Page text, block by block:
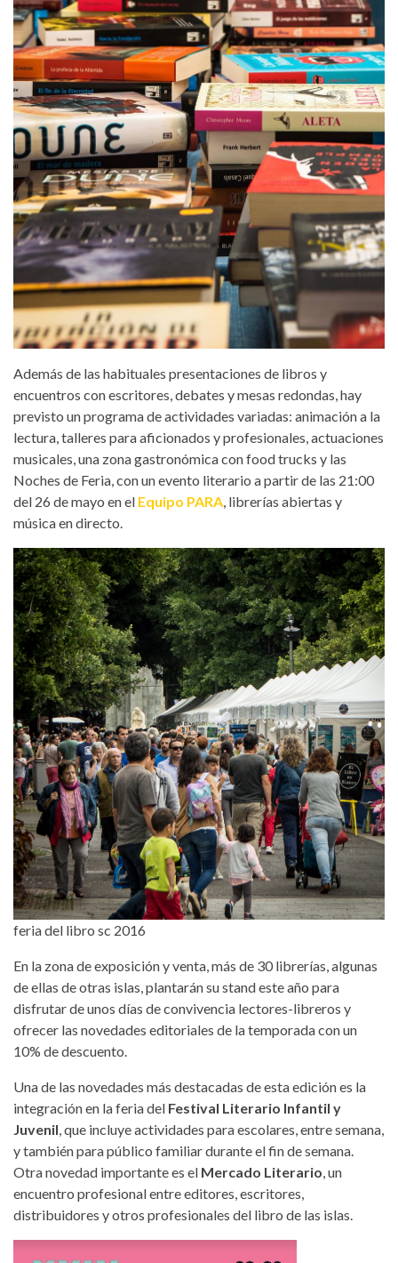
Además de las habituales presentaciones de libros y
encuentros con escritores, debates y mesas redondas, hay
previsto un programa de actividades variadas: animación a la
lectura, talleres para aficionados y profesionales, actuaciones
musicales, una zona gastronómica con food trucks y las
Noches de Feria, con un evento literario a partir de las 21:00
del 26 de mayo en el Equipo PARA , librerías abiertas y
música en directo.
feria del libro sc 2016
En la zona de exposición y venta, más de 30 librerías, algunas
de ellas de otras islas, plantarán su stand este año para
disfrutar de unos días de convivencia lectores-libreros y
ofrecer las novedades editoriales de la temporada con un
10% de descuento.
Una de las novedades más destacadas de esta edición es la
integración en la feria del Festival Literario Infantil y
Juvenil , que incluye actividades para escolares, entre semana,
y también para público familiar durante el fin de semana.
Otra novedad importante es el Mercado Literario , un
encuentro profesional entre editores, escritores,
distribuidores y otros profesionales del libro de las islas.